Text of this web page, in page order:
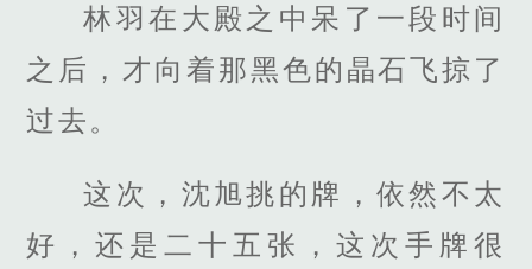
林羽在大殿之中呆了一段时间
之后，才向着那黑色的晶石飞掠了
过去。
这次，沈旭挑的牌，依然不太
好，还是二十五张，这次手牌很